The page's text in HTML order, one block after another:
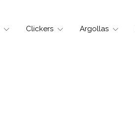
Clickers Argollas